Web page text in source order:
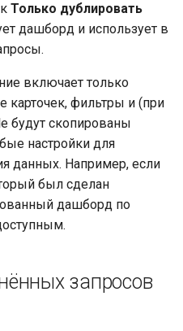
Только дублировать
дашборд и использует в
включает только
карточек, фильтры и (при
будут скопированы
настройки для
данных. Например, если
был сделан
дашборд по
запросов